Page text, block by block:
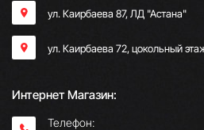
ул. Каирбаева 87, ЛД "Астана"
ул. Каирбаева 72, цокольный
Интернет Магазин:
Телефон: